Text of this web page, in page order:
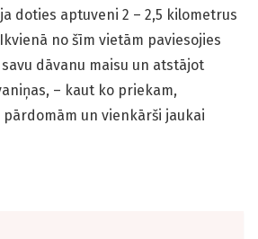
doties aptuveni 2 – 2,5 kilometrus
no šīm vietām paviesojies
dāvanu maisu un atstājot
– kaut ko priekam,
un vienkārši jaukai